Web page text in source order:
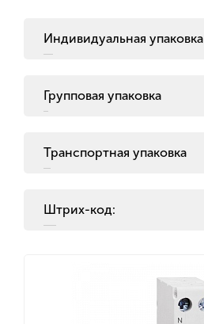
Индивидуальная упаковка
Групповая упаковка
Транспортная упаковка
Штрих-код: